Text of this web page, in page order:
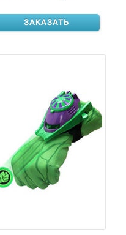
ЗАКАЗАТЬ